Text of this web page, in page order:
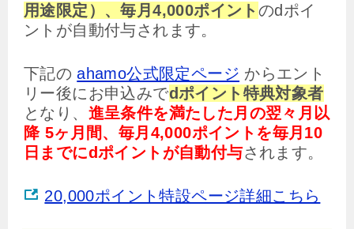
用途限定）、毎月4,000ポイント のdポイ
ントが自動付与されます。
下記の ahamo公式限定ページ からエント
リー後にお申込みでdポイント特典対象者
となり、 進呈条件を満たした月の翌々月以
降 5ヶ月間、毎月4,000ポイントを毎月10
日までにdポイントが自動付与されます。
20,000ポイント特設ページ詳細こちら